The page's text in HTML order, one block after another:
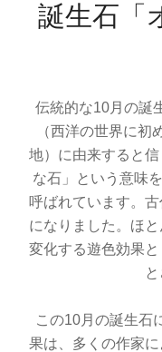
誕生石「
伝統的な10月の誕
（西洋の世界に初
地）に由来すると
な石」という意味
呼ばれています。
になりました。ほ
変化する遊色効果
この10月の誕生石
果は、多くの作家